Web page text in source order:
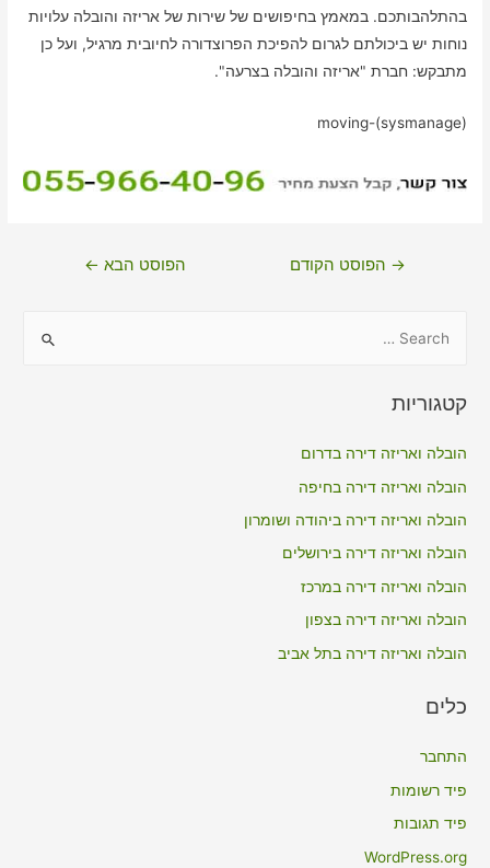
בהתלהבותכם. במאמץ בחיפושים של שירות של אריזה והובלה עלויות
נוחות יש ביכולתם לגרום להפיכת הפרוצדורה לחיובית מרגיל, ועל כן
מתבקש: חברת "אריזה והובלה בצרעה".
moving-(sysmanage)
ניווט→ הפוסט הקודם הפוסט הבא ←
r
o
r
:
קטגוריות
הובלה ואריזה דירה בדרום
הובלה ואריזה דירה בחיפה
הובלה ואריזה דירה ביהודה ושומרון
הובלה ואריזה דירה בירושלים
הובלה ואריזה דירה במרכז
הובלה ואריזה דירה בצפון
הובלה ואריזה דירה בתל אביב
כלים
התחבר
פיד רשומות
פיד תגובות
WordPress.org